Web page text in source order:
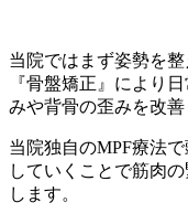
当院ではまず姿勢を
『骨盤矯正』により
みや背骨の歪みを改善
当院独自のMPF療法
していくことで筋肉
します。